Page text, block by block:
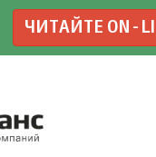
ЧИТАЙТЕ ON-